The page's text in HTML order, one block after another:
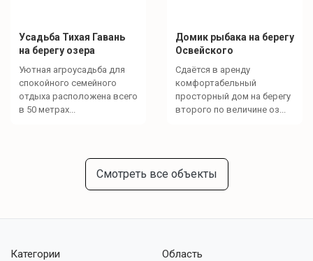
Усадьба Тихая Гавань
на берегу озера
Уютная агроусадьба для
спокойного семейного
отдыха расположена всего
в 50 метрах...
Домик рыбака на берегу
Освейского
Сдаётся в аренду
комфортабельный
просторный дом на берегу
второго по величине оз...
Смотреть все объекты
Категории Область